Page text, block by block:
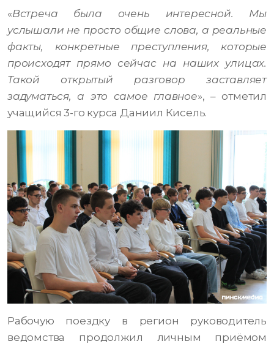
«Встреча была очень интересной. Мы
услышали не просто общие слова, а реальные
факты, конкретные преступления, которые
происходят прямо сейчас на наших улицах.
Такой открытый разговор заставляет
задуматься, а это самое главное», – отметил
учащийся 3-го курса Даниил Кисель.
Рабочую поездку в регион руководитель
ведомства продолжил личным приёмом